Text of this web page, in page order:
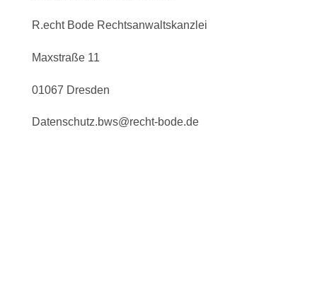
R.echt Bode Rechtsanwaltskanzlei
Maxstraße 11
01067 Dresden
Datenschutz.bws@recht-bode.de